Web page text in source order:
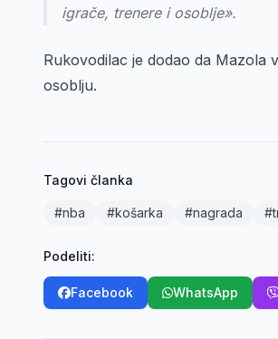
igrače, trenere i osoblje».
Rukovodilac je dodao da Mazola
osoblju.
Tagovi članka
#nba #košarka #nagrada
Podeliti:
Facebook WhatsApp